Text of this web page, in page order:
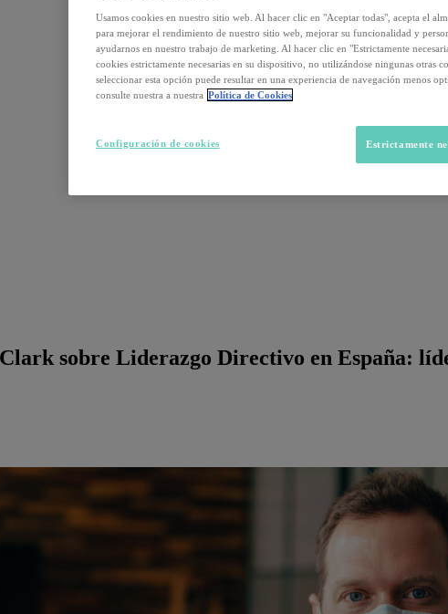
sobre Liderazgo Directivo en España:
Usamos cookies en nuestro sitio web. Al hacer clic en "Aceptar todas", acepta el
para mejorar el rendimiento de nuestro sitio web, mejorar su funcionalidad y
ayudarnos en nuestro trabajo de marketing. Al hacer clic en "Estrictamente
cookies estrictamente necesarias en su dispositivo, no utilizándose ningunas otras
seleccionar esta opción puede resultar en una experiencia de navegación menos
consulte nuestra a nuestra Política de Cookies
Estrictamente
Configuración de cookies